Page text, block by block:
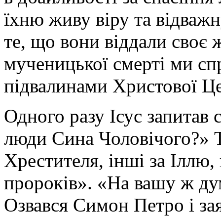
їхню живу віру та
те, що вони віддали своє
мученицької смерті ми
підвалинами Христової
Одного разу Ісус запитав
люди Сина Чоловічого?»
Хрестителя, інші за
пророків». «На вашу ж
Озвався Симон Петро і